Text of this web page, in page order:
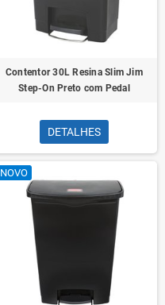
Contentor 30L Resina Slim Jim
Step-On Preto com Pedal
DETALHES
NOVO